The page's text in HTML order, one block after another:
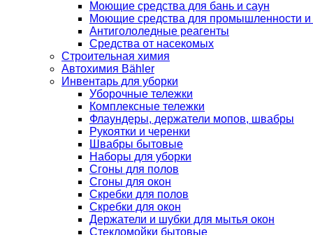
Моющие средства для бань и саун
Моющие средства для промышленности и
Антигололедные реагенты
Средства от насекомых
Строительная химия
Автохимия Bähler
Инвентарь для уборки
Уборочные тележки
Комплексные тележки
Флаундеры, держатели мопов, швабры
Рукоятки и черенки
Швабры бытовые
Наборы для уборки
Сгоны для полов
Сгоны для окон
Скребки для полов
Скребки для окон
Держатели и шубки для мытья окон
Стекломойки бытовые